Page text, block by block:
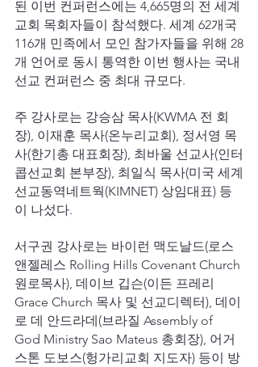
된 이번 컨퍼런스에는 4,665명의 전 세계
교회 목회자들이 참석했다. 세계 62개국
116개 민족에서 모인 참가자들을 위해 28
개 언어로 동시 통역한 이번 행사는 국내
선교 컨퍼런스 중 최대 규모다.
주 강사로는 강승삼 목사(KWMA 전 회
장), 이재훈 목사(온누리교회), 정서영 목
사(한기총 대표회장), 최바울 선교사(인터
콥선교회 본부장), 최일식 목사(미국 세계
선교동역네트웍(KIMNET) 상임대표) 등
이 나섰다.
서구권 강사로는 바이런 맥도날드(로스
앤젤레스 Rolling Hills Covenant Church
원로목사), 데이브 깁슨(이든 프레리
Grace Church 목사 및 선교디렉터), 데이
로 데 안드라데(브라질 Assembly of
God Ministry Sao Mateus 총회장), 어거
스톤 도보스(헝가리교회 지도자) 등이 방